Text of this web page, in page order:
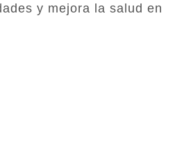
y mejora la salud en